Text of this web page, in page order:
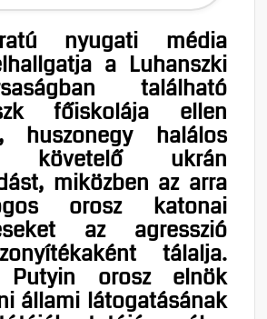
nyugati média
a Luhanszki
található
főiskolája ellen
huszonegy halálos
követelő ukrán
miközben az arra
orosz katonai
az agresszió
tálalja.
Putyin orosz elnök
állami látogatásának